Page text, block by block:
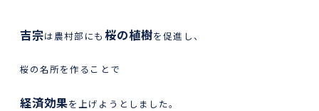
吉宗は農村部にも 桜の植樹を促進し、
桜の名所を作ることで
経済効果を上げようとしました。